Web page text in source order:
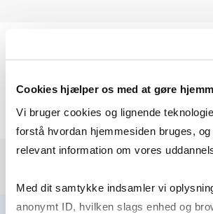
Cookies hjælper os med at gøre
Vi bruger cookies og lignende
forstå hvordan hjemmesiden bruges,
relevant information om vores
Med dit samtykke indsamler vi
anonymt ID, hvilken slags enhed og